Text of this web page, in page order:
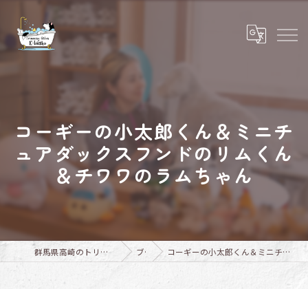
コーギーの小太郎くん＆ミニチ
ュアダックスフンドのリムくん
＆チワワのラムちゃん
群馬県高崎のトリミングならTrimming Salon E-basho ブログ コーギーの小太郎くん＆ミニチュアダックスフンドのリムくん＆チワワのラムちゃん